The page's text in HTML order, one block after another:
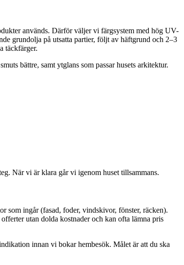
används. Därför väljer vi färgsystem med hög UV-
grundolja på utsatta partier, följt av häftgrund och 2–3
täckfärger.
bättre, samt ytglans som passar husets arkitektur.
När vi är klara går vi igenom huset tillsammans.
som ingår (fasad, foder, vindskivor, fönster, räcken).
utan dolda kostnader och kan ofta lämna pris
innan vi bokar hembesök. Målet är att du ska